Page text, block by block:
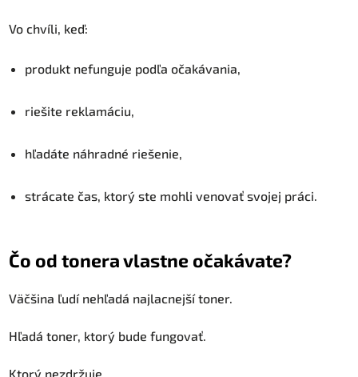
Vo chvíli, keď:
produkt nefunguje podľa očakávania,
riešite reklamáciu,
hľadáte náhradné riešenie,
strácate čas, ktorý ste mohli venovať svojej práci.
Čo od tonera vlastne očakávate?
Väčšina ľudí nehľadá najlacnejší toner.
Hľadá toner, ktorý bude fungovať.
Ktorý nezdržuje.